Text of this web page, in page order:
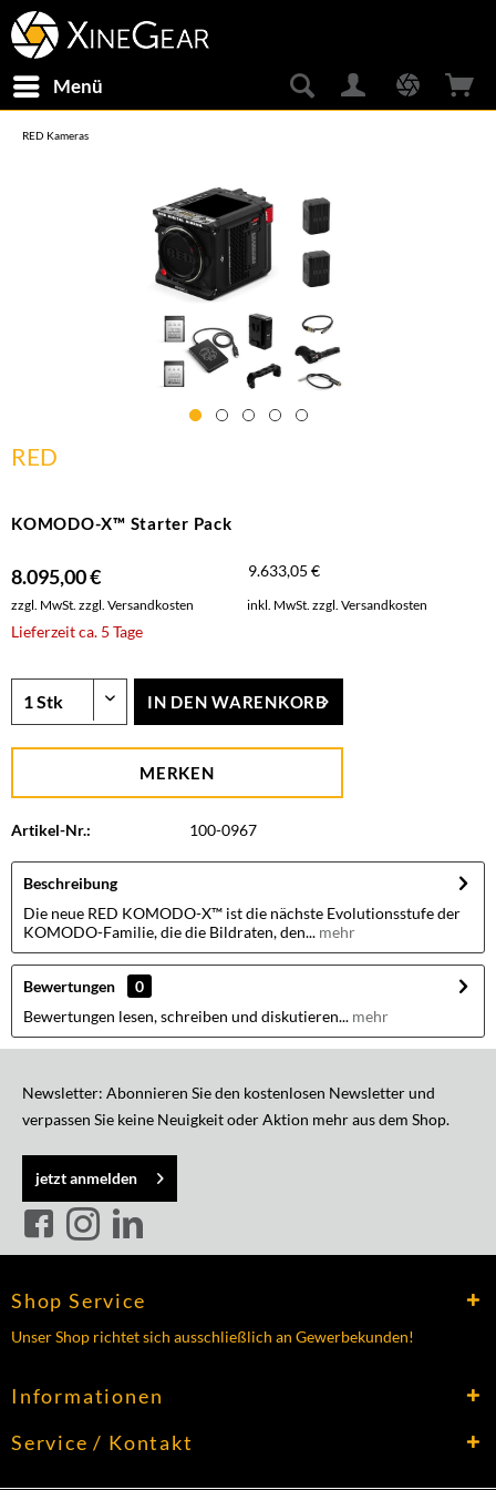
Menü
RED Kameras
RED
KOMODO-X™ Starter Pack
8.095,00 € 9.633,05 €
zzgl. MwSt. zzgl. Versandkosten inkl. MwSt. zzgl. Versandkosten
Lieferzeit ca. 5 Tage
IN DEN WARENKORB
MERKEN
Artikel-Nr.: 100-0967
Beschreibung
Die neue RED KOMODO-X™ ist die nächste Evolutionsstufe der
KOMODO-Familie, die die Bildraten, den... mehr
Bewertungen
0
Bewertungen lesen, schreiben und diskutieren... mehr
Newsletter: Abonnieren Sie den kostenlosen Newsletter und
verpassen Sie keine Neuigkeit oder Aktion mehr aus dem Shop.
jetzt anmelden
Shop Service
Unser Shop richtet sich ausschließlich an Gewerbekunden!
Informationen
Service / Kontakt